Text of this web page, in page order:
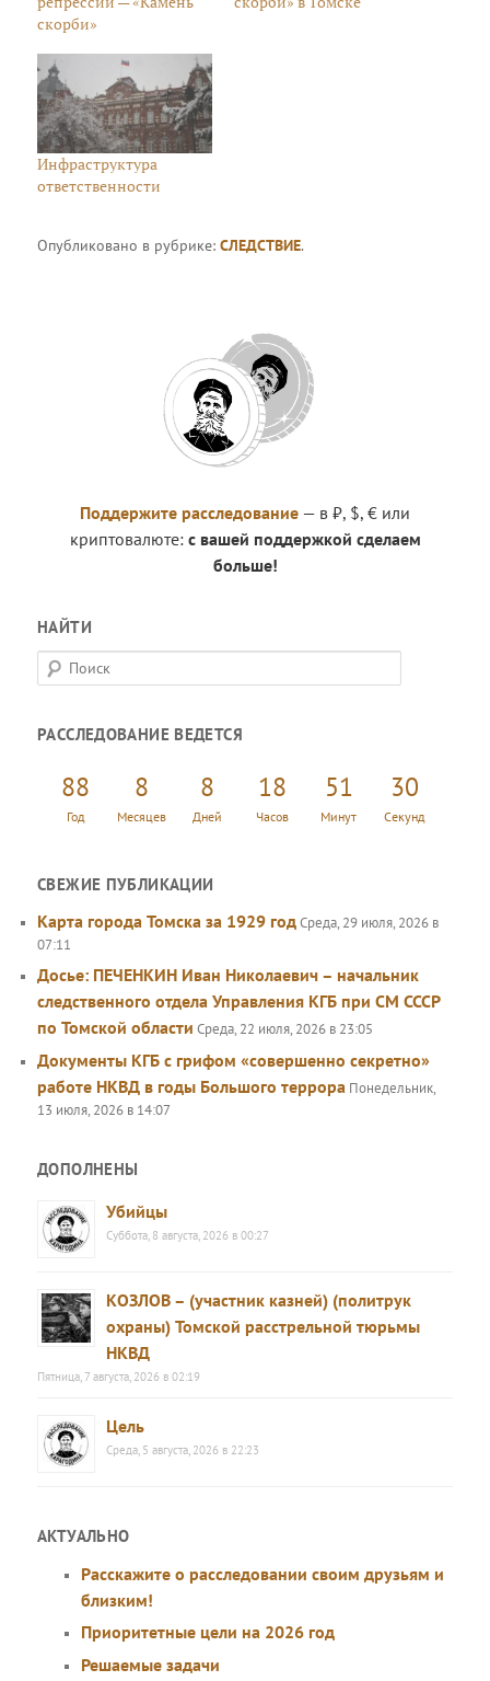
скорби»
Инфраструктура
ответственности
Опубликовано в рубрике:СЛЕДСТВИЕ.
Поддержите расследование — в ₽, $, € или
криптовалюте: с вашей поддержкой сделаем
больше!
НАЙТИ
П
о
с
РАССЛЕДОВАНИЕ ВЕДЕТСЯ
88
Год
8
Месяцев
8
Дней
18
Часов
51
Минут
31
Секунд
СВЕЖИЕ ПУБЛИКАЦИИ
Карта города Томска за 1929 годСреда, 29 июля, 2026 в
07:11
Досье: ПЕЧЕНКИН Иван Николаевич – начальник
следственного отдела Управления КГБ при СМ СССР
по Томской области Среда, 22 июля, 2026 в 23:05
Документы КГБ с грифом «совершенно секретно»
работе НКВД в годы Большого террора Понедельник,
13 июля, 2026 в 14:07
ДОПОЛНЕНЫ
Убийцы
Суббота, 8 августа, 2026 в 00:27
КОЗЛОВ – (участник казней) (политрук
охраны) Томской расстрельной тюрьмы
НКВД
Пятница, 7 августа, 2026 в 02:19
Цель
Среда, 5 августа, 2026 в 22:23
АКТУАЛЬНО
Расскажите о расследовании своим друзьям и
близким!
Приоритетные цели на 2026 год
Решаемые задачи